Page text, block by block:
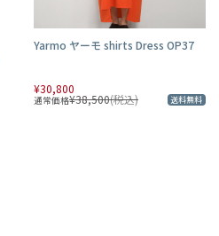
Yarmo ヤーモ shirts Dress OP37
¥30,800
通常価格¥38,500(税込) 送料無料